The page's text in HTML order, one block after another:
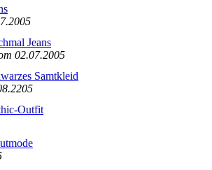
Jeans
02.07.2005
Samtkleid
Outfit